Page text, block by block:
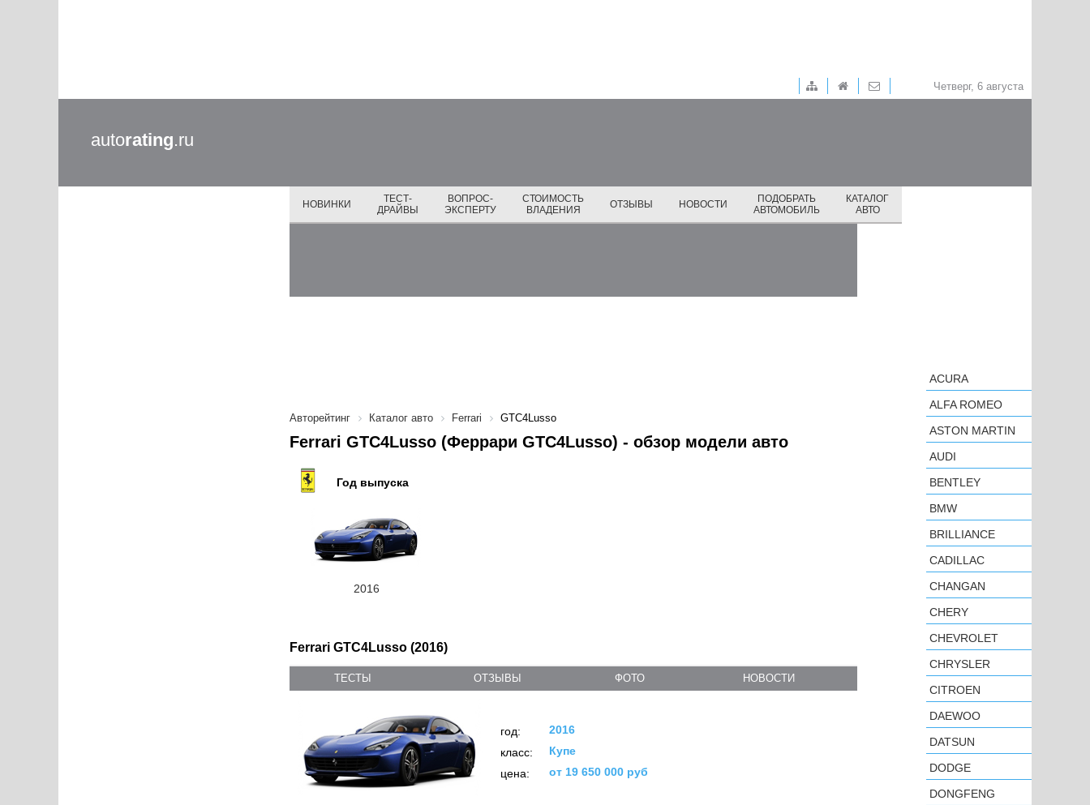
Четверг, 6 августа
autorating.ru
НОВИНКИ
ТЕСТ-
ДРАЙВЫ
ВОПРОС-
ЭКСПЕРТУ
СТОИМОСТЬ
ВЛАДЕНИЯ
ОТЗЫВЫ НОВОСТИ
ПОДОБРАТЬ
АВТОМОБИЛЬ
КАТАЛОГ
АВТО
Авторейтинг Каталог авто Ferrari GTC4Lusso
Ferrari GTC4Lusso (Феррари GTC4Lusso) - обзор модели авто
Год выпуска
2016
Ferrari GTC4Lusso (2016)
ТЕСТЫ ОТЗЫВЫ ФОТО НОВОСТИ
год:
2016
класс:
Купе
цена:
от 19 650 000 руб
ACURA
ALFA ROMEO
ASTON MARTIN
AUDI
BENTLEY
BMW
BRILLIANCE
CADILLAC
CHANGAN
CHERY
CHEVROLET
CHRYSLER
CITROEN
DAEWOO
DATSUN
DODGE
DONGFENG